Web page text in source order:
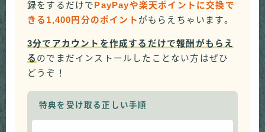
録をするだけで PayPayや楽天ポイントに交換で
きる1,400円分のポイント がもらえちゃいます。
3分でアカウントを作成するだけで報酬がもらえ
る のでまだインストールしたことない方はぜひ
どうぞ！
特典を受け取る正しい手順